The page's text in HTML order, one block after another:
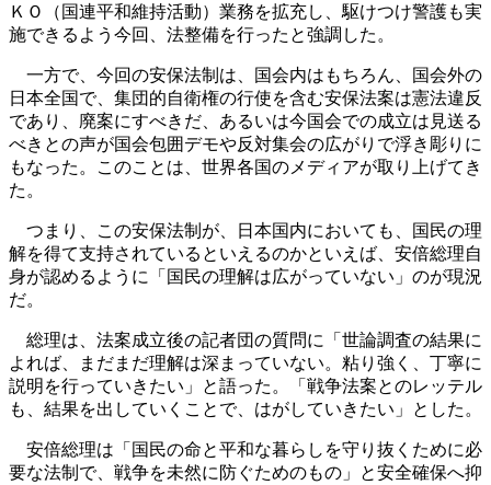
ＫＯ（国連平和維持活動）業務を拡充し、駆けつけ警護も実
施できるよう今回、法整備を行ったと強調した。
一方で、今回の安保法制は、国会内はもちろん、国会外の
日本全国で、集団的自衛権の行使を含む安保法案は憲法違反
であり、廃案にすべきだ、あるいは今国会での成立は見送る
べきとの声が国会包囲デモや反対集会の広がりで浮き彫りに
もなった。このことは、世界各国のメディアが取り上げてき
た。
つまり、この安保法制が、日本国内においても、国民の理
解を得て支持されているといえるのかといえば、安倍総理自
身が認めるように「国民の理解は広がっていない」のが現況
だ。
総理は、法案成立後の記者団の質問に「世論調査の結果に
よれば、まだまだ理解は深まっていない。粘り強く、丁寧に
説明を行っていきたい」と語った。「戦争法案とのレッテル
も、結果を出していくことで、はがしていきたい」とした。
安倍総理は「国民の命と平和な暮らしを守り抜くために必
要な法制で、戦争を未然に防ぐためのもの」と安全確保へ抑